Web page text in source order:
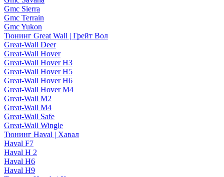
Gmc Sierra
Gmc Terrain
Gmc Yukon
Тюнинг Great Wall | Грейт Вол
Great-Wall Deer
Great-Wall Hover
Great-Wall Hover H3
Great-Wall Hover H5
Great-Wall Hover H6
Great-Wall Hover M4
Great-Wall M2
Great-Wall M4
Great-Wall Safe
Great-Wall Wingle
Тюнинг Haval | Хавал
Haval F7
Haval H 2
Haval H6
Haval H9